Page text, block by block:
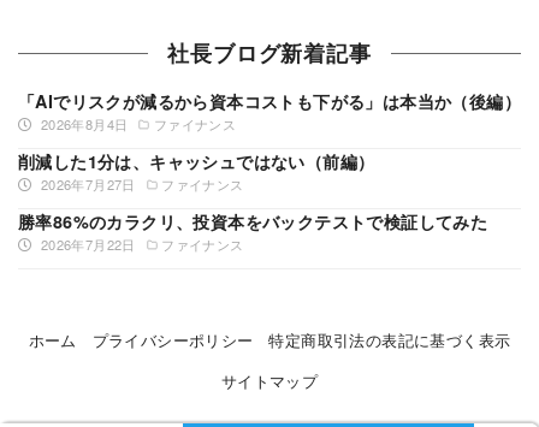
社長ブログ新着記事
2026年8月4日 ファイナンス
「AIでリスクが減るから資本コストも下がる」は本当か（後編）
2026年7月27日 ファイナンス
削減した1分は、キャッシュではない（前編）
2026年7月22日 ファイナンス
勝率86%のカラクリ、投資本をバックテストで検証してみた
ホーム プライバシーポリシー
特定商取引法の表記に基づく表示
サイトマップ